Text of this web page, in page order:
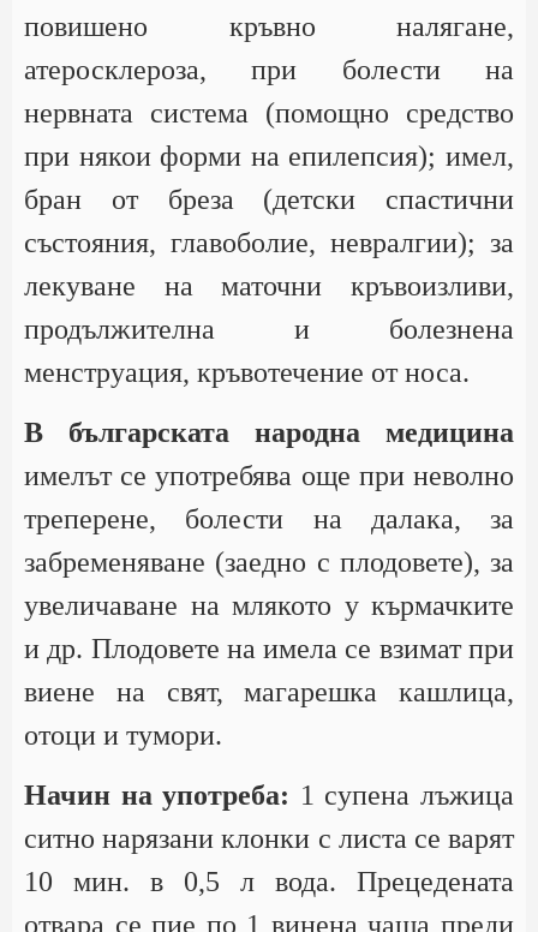
повишено кръвно налягане,
атеросклероза, при болести на
нервната система (помощно средство
при някои форми на епилепсия); имел,
бран от бреза (детски спастични
състояния, главоболие, невралгии); за
лекуване на маточни кръвоизливи,
продължителна и болезнена
менструация, кръвотечение от носа.
В българската народна медицина
имелът се употребява още при неволно
треперене, болести на далака, за
забременяване (заедно с плодовете), за
увеличаване на млякото у кърмачките
и др. Плодовете на имела се взимат при
виене на свят, магарешка кашлица,
отоци и тумори.
Начин на употреба: 1 супена лъжица
ситно нарязани клонки с листа се варят
10 мин. в 0,5 л вода. Прецедената
отвара се пие по 1 винена чаша преди